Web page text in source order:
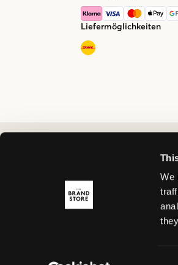
We
Liefermöglichkeiten